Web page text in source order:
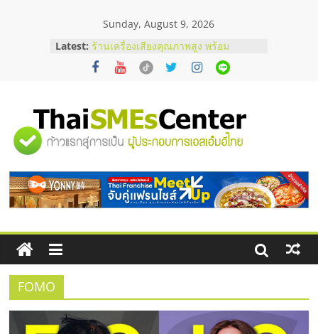
Sunday, August 9, 2026
Latest: ร้านเครื่องเสียงคุณภาพสูง พร้อม
โซลูชันระบบภาพและเสียง
บริษัท Cybersecurity ในไทยที่ไหนดี?
อยากหาเงินทุน เพิ่มสภาพคล่องให้ธุรกิจ
เริ่มยังไงให้ผ่านฉลุย
สัมมนาออนไลน์ โอกาสบริหารสถานี
สัมมนาลงทุน แฟรนไชส์ยอนนี่
ThaiFranchise Meet Up จับคู่แฟรน
ไชส์ ครั้งที่ 8
"ศูนย์
รวม
ข้อมูล
ธุรกิจ
SME
FOMO